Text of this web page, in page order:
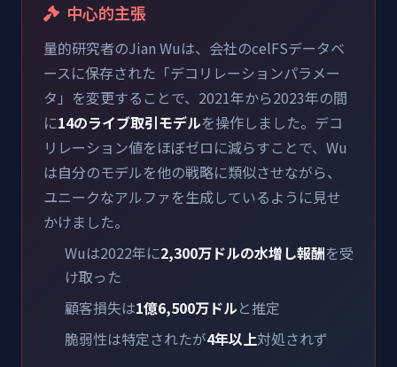
中心的主張
量的研究者のJian Wuは、会社のcelFSデータベ
ースに保存された「デコリレーションパラメー
タ」を変更することで、2021年から2023年の間
に14のライブ取引モデルを操作しました。デコ
リレーション値をほぼゼロに減らすことで、Wu
は自分のモデルを他の戦略に類似させながら、
ユニークなアルファを生成しているように見せ
かけました。
Wuは2022年に2,300万ドルの水増し報酬を受
け取った
顧客損失は1億6,500万ドルと推定
脆弱性は特定されたが4年以上対処されず